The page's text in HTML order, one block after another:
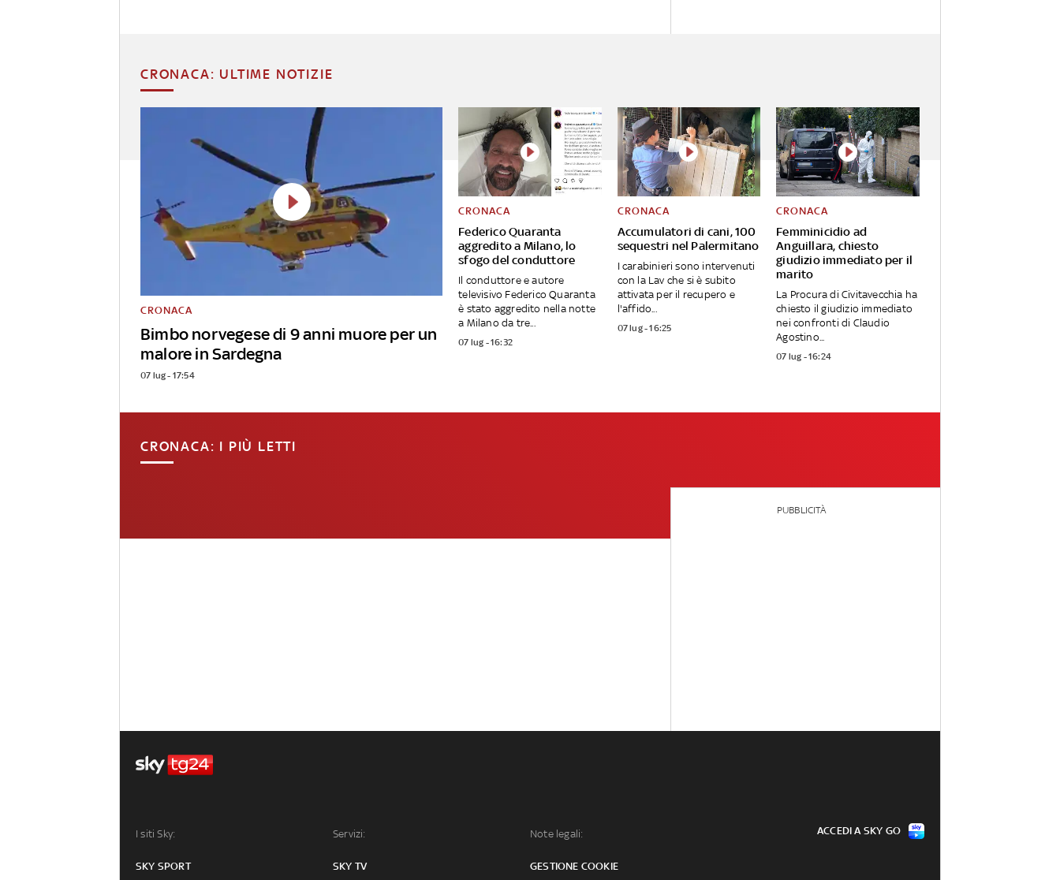
CRONACA: ULTIME NOTIZIE
Bimbo norvegese di 9 anni muore per un
malore in Sardegna
CRONACA
07 lug - 17:54
Federico Quaranta
aggredito a Milano, lo
sfogo del conduttore
CRONACA
Il conduttore e autore
televisivo Federico Quaranta
è stato aggredito nella notte
a Milano da tre...
07 lug - 16:32
Accumulatori di cani, 100
sequestri nel Palermitano
CRONACA
I carabinieri sono intervenuti
con la Lav che si è subito
attivata per il recupero e
l'affido...
07 lug - 16:25
Femminicidio ad
Anguillara, chiesto
giudizio immediato per il
marito
CRONACA
La Procura di Civitavecchia ha
chiesto il giudizio immediato
nei confronti di Claudio
Agostino...
07 lug - 16:24
CRONACA: I PIÙ LETTI
PUBBLICITÀ
I siti Sky:
SKY SPORT
Servizi:
SKY TV
Note legali:
GESTIONE COOKIE
ACCEDI A SKY GO